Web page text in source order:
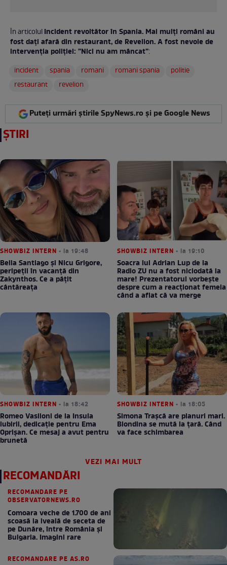
În articolulIncident revoltător în Spania. Mai mulți români au
fost dați afară din restaurant, de Revelion. A fost nevoie de
intervenția poliției: ”Nici nu am mâncat”:
incident
spania romani romani spania
politie
restaurant
revelion
Puteți urmări știrile SpyNews.ro și pe Google News
ȘTIRI
SHOWBIZ INTERN • la 19:48
Bella Santiago și Nicu Grigore,
peripeții în vacanță din
Zakynthos. Ce a pățit
cântăreața
SHOWBIZ INTERN • la 19:10
Soacra lui Adrian Lup de la
Radio ZU nu a fost niciodată la
mare! Prezentatorul vorbește
despre cum a reacționat femeia
când a aflat că va merge
SHOWBIZ INTERN • la 18:42
Romeo Vasiloni de la Insula
iubirii, dedicație pentru Ema
Oprișan. Ce mesaj a avut pentru
brunetă
SHOWBIZ INTERN • la 18:05
Simona Trașcă are planuri mari.
Blondina se mută la țară. Când
va face schimbarea
VEZI MAI MULT
RECOMANDĂRI
RECOMANDARE PE
OBSERVATORNEWS.RO
Comoara veche de 1.700 de ani
scoasă la iveală de seceta de
pe Dunăre, între România şi
Bulgaria. Imagini rare
RECOMANDARE PE AS.RO